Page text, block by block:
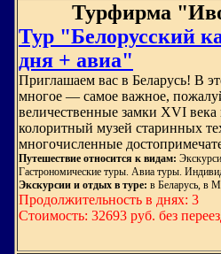
Турфирма
Тур "Белорусский
дня + авиа"
Приглашаем вас в Беларусь! В
многое — самое важное,
величественные замки XVI
колоритный музей старинных
многочисленные
Путешествие относится к видам:
Гастрономические туры. Авиа туры.
Экскурсии и отдых в туре: в Беларусь, в
Продолжительность в днях: 3
Стоимость: 32693 руб. без